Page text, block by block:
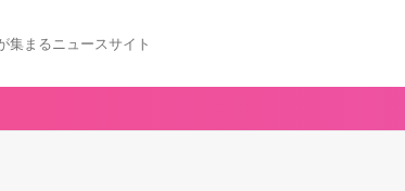
集まるニュースサイト